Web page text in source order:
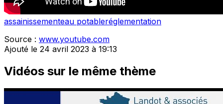
assainissementeau potableréglementation
Source : www.youtube.com
Ajouté le 24 avril 2023 à 19:13
Vidéos sur le même thème